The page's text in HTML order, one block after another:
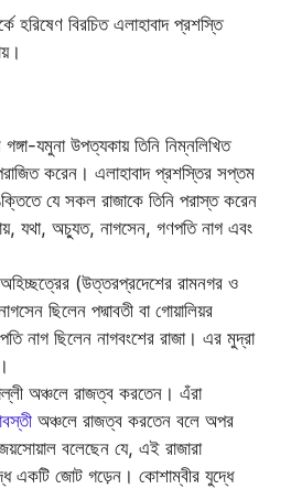
হরিষেণ বিরচিত এলাহাবাদ প্রশস্তি
যমুনা উপত্যকায় তিনি নিম্নলিখিত
করেন। এলাহাবাদ প্রশস্তির সপ্তম
যে সকল রাজাকে তিনি পরাস্ত করেন
যথা, অচ্যুত, নাগসেন, গণপতি নাগ এবং
(উত্তরপ্রদেশের রামনগর ও
ছিলেন পদ্মাবতী বা গোয়ালিয়র
নাগ ছিলেন নাগবংশের রাজা। এর মুদ্রা
অঞ্চলে রাজত্ব করতেন। এঁরা
অঞ্চলে রাজত্ব করতেন বলে অপর
বলেছেন যে, এই রাজারা
একটি জোট গড়েন। কোশাম্বীর যুদ্ধে